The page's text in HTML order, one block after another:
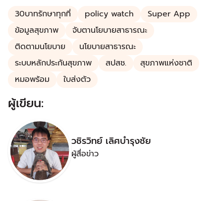
30บาทรักษาทุกที่ policy watch
Super App
ข้อมูลสุขภาพ
จับตานโยบายสาธารณะ
ติดตามนโยบาย
นโยบายสาธารณะ
ระบบหลักประกันสุขภาพ
สปสช.
สุขภาพแห่งชาติ
หมอพร้อม
ใบส่งตัว
ผู้เขียน:
วชิรวิทย์ เลิศบำรุงชัย
ผู้สื่อข่าว